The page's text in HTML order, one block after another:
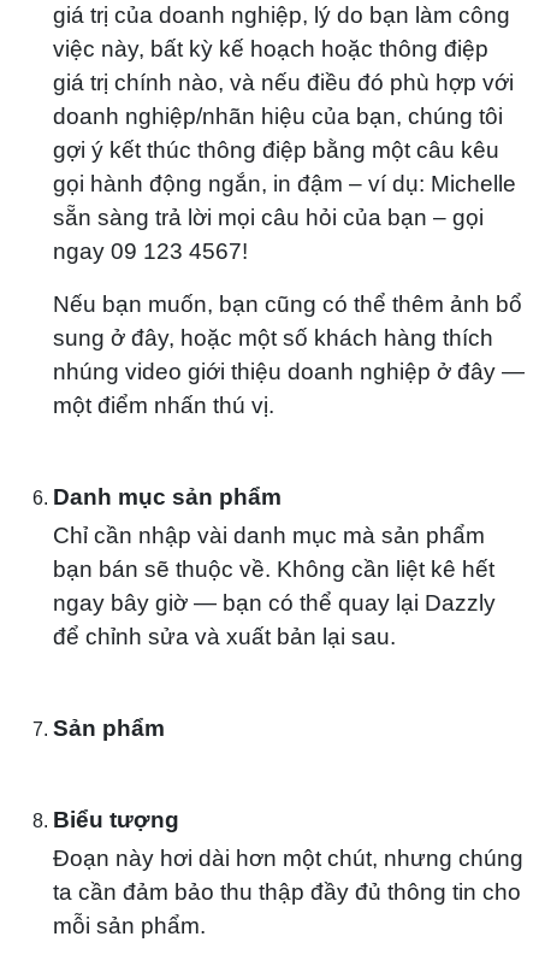
giá trị của doanh nghiệp, lý do bạn làm công
việc này, bất kỳ kế hoạch hoặc thông điệp
giá trị chính nào, và nếu điều đó phù hợp với
doanh nghiệp/nhãn hiệu của bạn, chúng tôi
gợi ý kết thúc thông điệp bằng một câu kêu
gọi hành động ngắn, in đậm – ví dụ: Michelle
sẵn sàng trả lời mọi câu hỏi của bạn – gọi
ngay 09 123 4567!
Nếu bạn muốn, bạn cũng có thể thêm ảnh bổ
sung ở đây, hoặc một số khách hàng thích
nhúng video giới thiệu doanh nghiệp ở đây —
một điểm nhấn thú vị.
Danh mục sản phẩm
Chỉ cần nhập vài danh mục mà sản phẩm
bạn bán sẽ thuộc về. Không cần liệt kê hết
ngay bây giờ — bạn có thể quay lại Dazzly
để chỉnh sửa và xuất bản lại sau.
Sản phẩm
Biểu tượng
Đoạn này hơi dài hơn một chút, nhưng chúng
ta cần đảm bảo thu thập đầy đủ thông tin cho
mỗi sản phẩm.